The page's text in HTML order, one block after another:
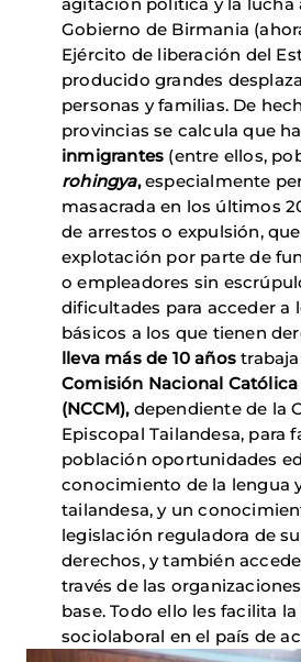
Gobierno de Birmania
Ejército de liberación del
producido grandes
personas y familias. De
provincias se calcula que
inmigrantes (entre ellos,
rohingya,especialmente
masacrada en los últimos
de arrestos o expulsión,
explotación por parte de
o empleadores sin
dificultades para acceder a
básicos a los que tienen
lleva más de 10 años
Comisión Nacional
(NCCM), dependiente de la
Episcopal Tailandesa, para
población oportunidades
conocimiento de la lengua
tailandesa, y un
legislación reguladora de
derechos, y también
través de las
base. Todo ello les facilita
sociolaboral en el país de